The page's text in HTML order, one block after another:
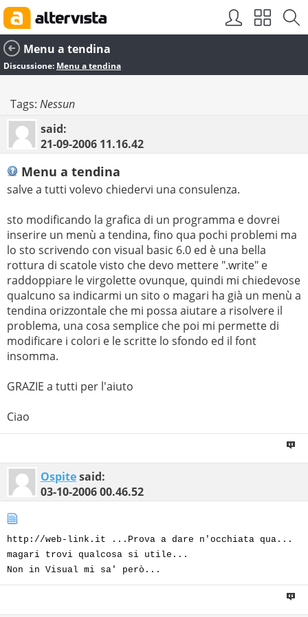
Menu a tendina
Discussione: Menu a tendina
Tags: Nessun
said:
21-09-2006 11.16.42
Menu a tendina
salve a tutti volevo chiedervi una consulenza.
sto modificando la grafica di un programma e dovrei
inserire un menù a tendina, fino qua pochi problemi ma
lo sto scrivendo con visual basic 6.0 ed è una bella
rottura di scatole visto che devo mettere ".write" e
raddoppiare le virgolette ovunque, quindi mi chiedevose
qualcuno sa indicarmi un sito o magari ha già un menù a
tendina orizzontale che mi possa aiutare a risolvere il
problema, una cosa semplice che poi mi permette di
modificare i colori e le scritte lo sfondo ed il font
insomma.
GRAZIE a tutti per l'aiuto
Ciao
Ospitesaid:
03-10-200600.46.52
http://web-link.it ...Prova a dare n'occhiata qua...
magari trovi qualcosa si utile...
Non in Visual mi sa' però...